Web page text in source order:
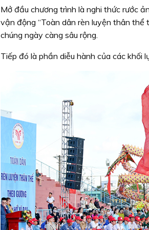
Mở đầu chương trình là nghi thức rước
vận động “Toàn dân rèn luyện thân
chúng ngày càng sâu rộng.
Tiếp đó là phần diễu hành của các khối